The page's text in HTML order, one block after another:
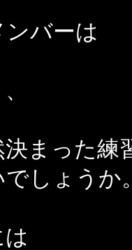
バーは
決まった練
しょうか